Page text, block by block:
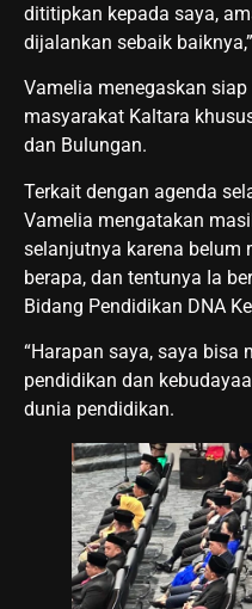
dititipkan kepada saya,
dijalankan sebaik
Vamelia menegaskan
masyarakat Kaltara
dan Bulungan.
Terkait dengan agenda
Vamelia mengatakan
selanjutnya karena belum
berapa, dan tentunya Ia
Bidang Pendidikan DNA
“Harapan saya, saya bisa
pendidikan dan
dunia pendidikan.